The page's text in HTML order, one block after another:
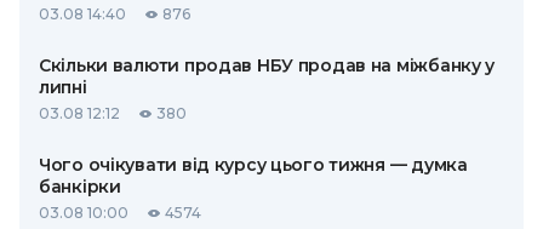
03.08 14:40 876
Скільки валюти продав НБУ продав на міжбанку у
липні
03.08 12:12 380
Чого очікувати від курсу цього тижня — думка
банкірки
03.08 10:00 4574